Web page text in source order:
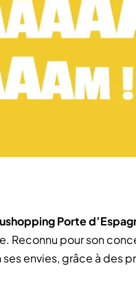
Porte
Reconnu pour son
envies, grâce à des